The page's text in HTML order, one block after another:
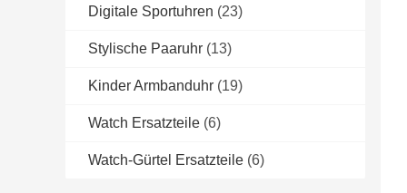
Digitale Sportuhren (23)
Stylische Paaruhr (13)
Kinder Armbanduhr (19)
Watch Ersatzteile (6)
Watch-Gürtel Ersatzteile (6)